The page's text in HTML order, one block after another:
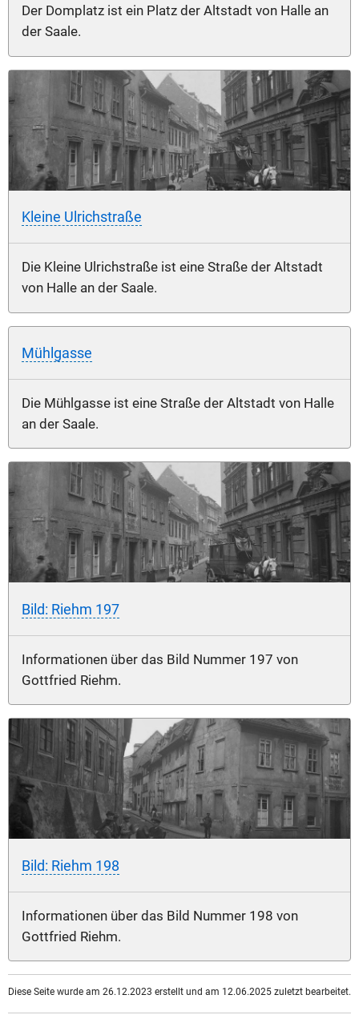
Der Domplatz ist ein Platz der Altstadt von Halle an
der Saale.
Kleine Ulrichstraße
Die Kleine Ulrichstraße ist eine Straße der Altstadt
von Halle an der Saale.
Mühlgasse
Die Mühlgasse ist eine Straße der Altstadt von Halle
an der Saale.
Bild: Riehm 197
Informationen über das Bild Nummer 197 von
Gottfried Riehm.
Bild: Riehm 198
Informationen über das Bild Nummer 198 von
Gottfried Riehm.
Diese Seite wurde am 26.12.2023 erstellt und am 12.06.2025 zuletzt bearbeitet.